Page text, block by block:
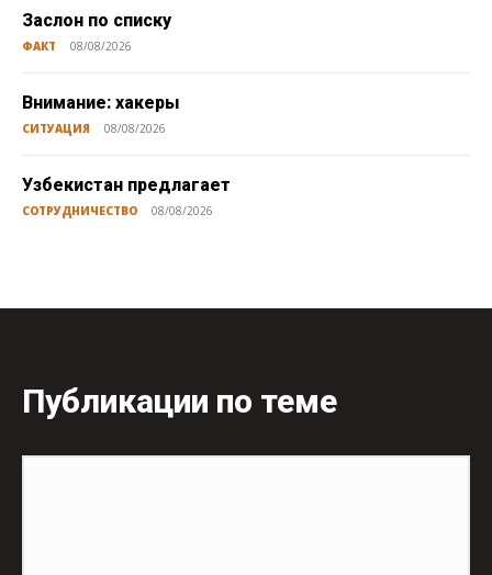
Заслон по списку
ФАКТ 08/08/2026
Внимание: хакеры
СИТУАЦИЯ 08/08/2026
Узбекистан предлагает
СОТРУДНИЧЕСТВО 08/08/2026
Публикации по теме